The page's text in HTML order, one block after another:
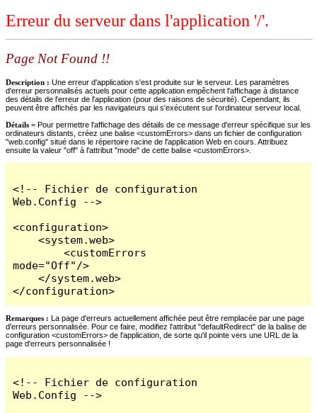
Erreur du serveur dans l'application '/'.
Page Not Found !!
Description : Une erreur d'application s'est produite sur le serveur. Les paramètres
d'erreur personnalisés actuels pour cette application empêchent l'affichage à distance
des détails de l'erreur de l'application (pour des raisons de sécurité). Cependant, ils
peuvent être affichés par les navigateurs qui s'exécutent sur l'ordinateur serveur local.
Détails = Pour permettre l'affichage des détails de ce message d'erreur spécifique sur les
ordinateurs distants, créez une balise <customErrors> dans un fichier de configuration
"web.config" situé dans le répertoire racine de l'application Web en cours. Attribuez
ensuite la valeur "off" à l'attribut "mode" de cette balise <customErrors>.
<!-- Fichier de configuration
Web.Config -->
<configuration>
    <system.web>
        <customErrors
mode="Off"/>
    </system.web>
</configuration>
Remarques : La page d'erreurs actuellement affichée peut être remplacée par une page
d'erreurs personnalisée. Pour ce faire, modifiez l'attribut "defaultRedirect" de la balise de
configuration <customErrors> de l'application, de sorte qu'il pointe vers une URL de la
page d'erreurs personnalisée !
<!-- Fichier de configuration
Web.Config -->